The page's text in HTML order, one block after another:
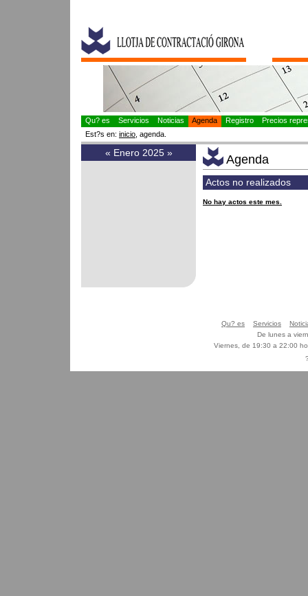
Qu? es Servicios Noticias Agenda Registro
Precios
Est?s en: inicio , agenda.
« Enero 2025 » Agenda
Actos no realizados
No hay actos este mes.
Qu? es Servicios
De lunes a
Viernes, de 19:30 a 22:00